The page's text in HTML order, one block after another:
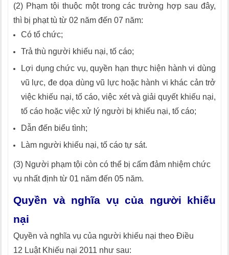
(2) Phạm tội thuộc một trong các trường hợp sau đây,
thì bị phạt tù từ 02 năm đến 07 năm:
Có tổ chức;
Trả thù người khiếu nại, tố cáo;
Lợi dụng chức vụ, quyền hạn thực hiện hành vi dùng
vũ lực, đe dọa dùng vũ lực hoặc hành vi khác cản trở
việc khiếu nại, tố cáo, việc xét và giải quyết khiếu nại,
tố cáo hoặc việc xử lý người bị khiếu nại, tố cáo;
Dẫn đến biểu tình;
Làm người khiếu nại, tố cáo tự sát.
(3) Người phạm tội còn có thể bị cấm đảm nhiệm chức
vụ nhất định từ 01 năm đến 05 năm.
Quyền và nghĩa vụ của người khiếu
nại
Quyền và nghĩa vụ của người khiếu nại theo Điều
12 Luật Khiếu nại 2011 như sau: